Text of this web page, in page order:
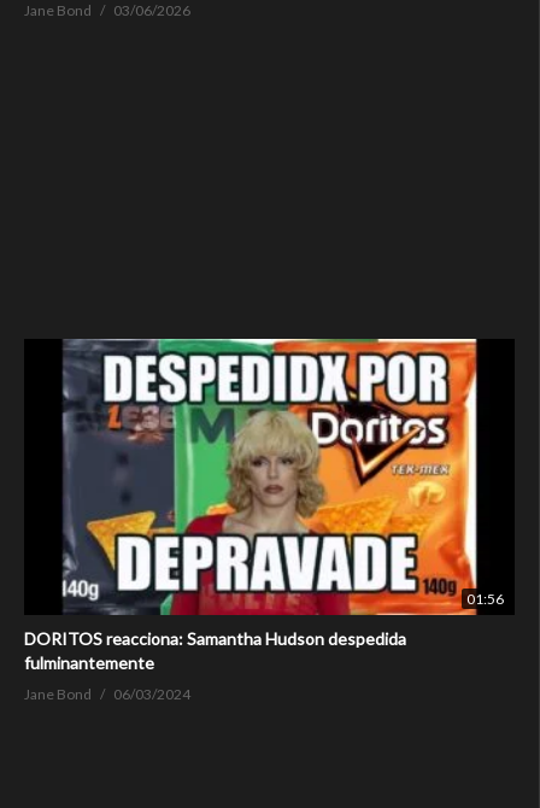
Jane Bond 03/06/2026
01:56
DORITOS reacciona: Samantha Hudson despedida
fulminantemente
Jane Bond 06/03/2024